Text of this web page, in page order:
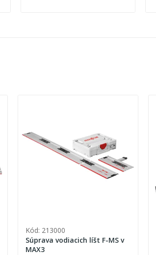
Kód: 213000
Súprava vodiacich líšt F-MS v
MAX3